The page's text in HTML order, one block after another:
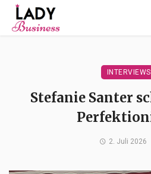
INTERVIEWS
Stefanie Santer
2. Juli 2026